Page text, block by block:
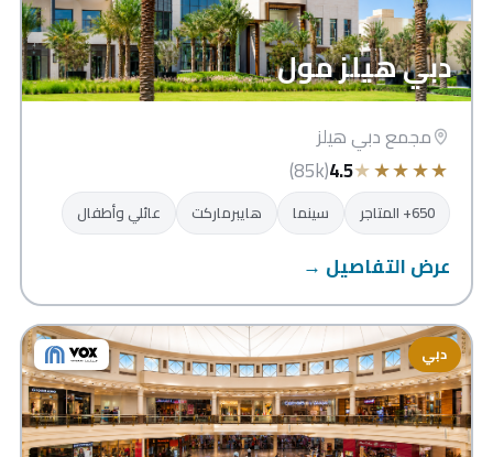
دبي هيلز مول
مجمع دبي هيلز
★
★
★
★
★
4.5
(85k)
650+ المتاجر سينما هايبرماركت عائلي وأطفال
عرض التفاصيل →
دبي